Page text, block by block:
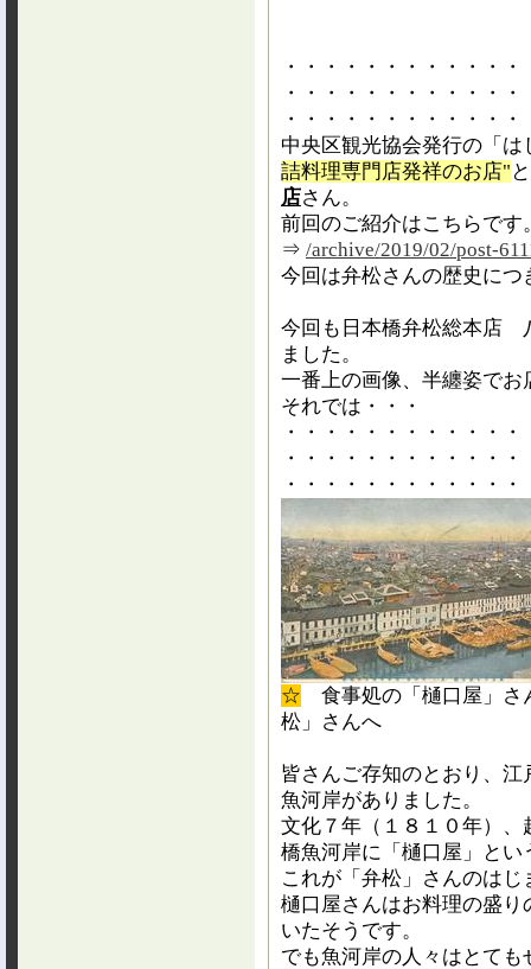
・・・・・・・・・・・
・・・・・・・・・・・
・・・・・・・・・・・
中央区観光協会発行の「
詰料理専門店発祥のお店"
店さん。
前回のご紹介はこちらです
⇒ /archive/2019/02/post-
今回は弁松さんの歴史に
今回も日本橋弁松総本店
ました。
一番上の画像、半纏姿で
それでは・・・
・・・・・・・・・・・
・・・・・・・・・・・
・・・・・・・・・・・
☆ 食事処の「樋口屋」さ
松」さんへ
皆さんご存知のとおり、
魚河岸がありました。
文化７年（１８１０年）
橋魚河岸に「樋口屋」と
これが「弁松」さんのはじ
樋口屋さんはお料理の盛
いたそうです。
でも魚河岸の人々はとて